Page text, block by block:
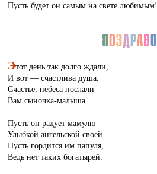
Пусть будет он самым на свете любимым!
Этот день так долго ждали,
И вот — счастлива душа.
Счастье: небеса послали
Вам сыночка-малыша.
Пусть он радует мамулю
Улыбкой ангельской своей.
Пусть гордится им папуля,
Ведь нет таких богатырей.